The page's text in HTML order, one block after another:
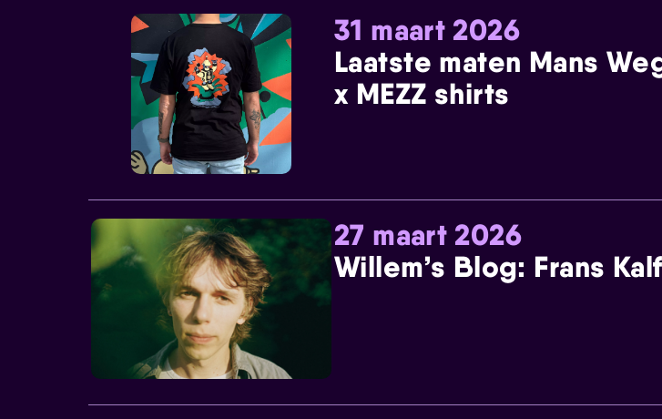
31 maart 2026
Laatste maten Mans
x MEZZ shirts
27 maart 2026
Willem’s Blog: Frans Kalf